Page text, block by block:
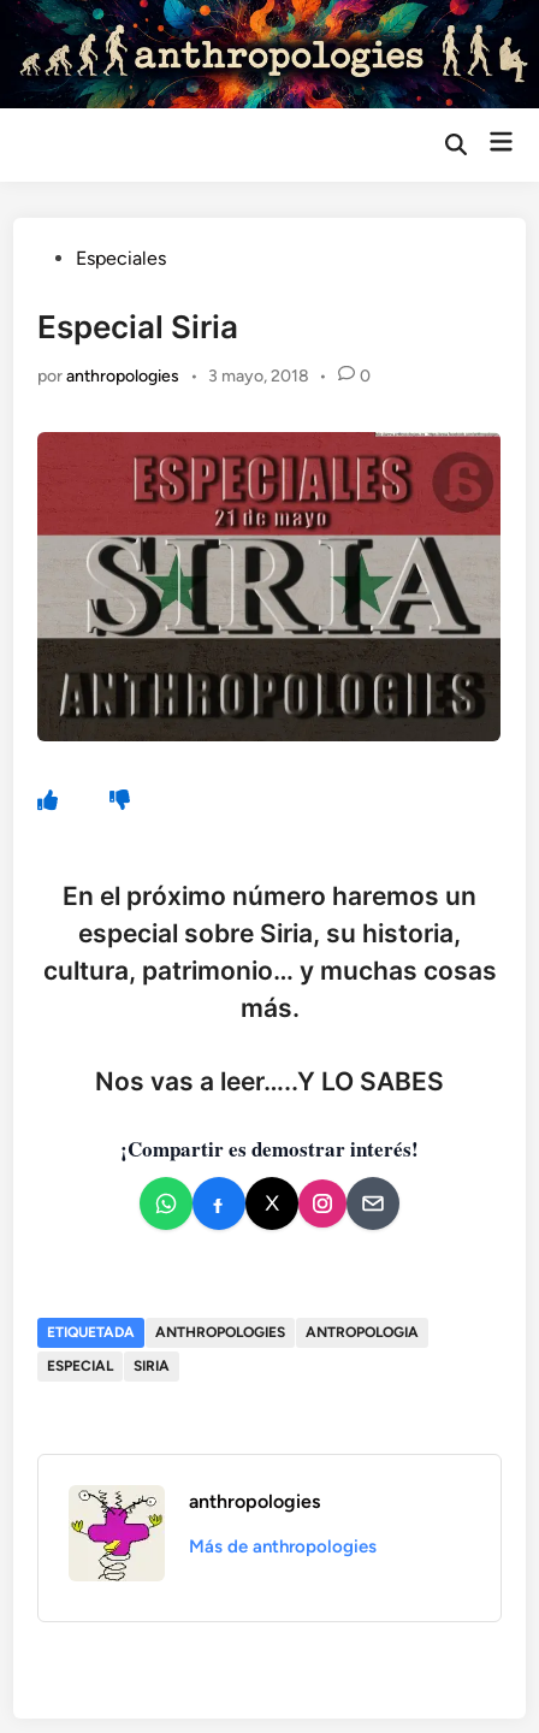
Saltar
contenido
Abrir
Publicado
Especiales
Especial Siria
poranthropologies • 3 mayo, 2018 • 0
En el próximo número haremos un
especial sobre Siria, su historia,
cultura, patrimonio… y muchas cosas
más.
Nos vas a leer…..Y LO SABES
¡Compartir es demostrar interés!
ETIQUETADA ANTHROPOLOGIES
ANTROPOLOGIA
ESPECIAL
SIRIA
anthropologies
Más de anthropologies